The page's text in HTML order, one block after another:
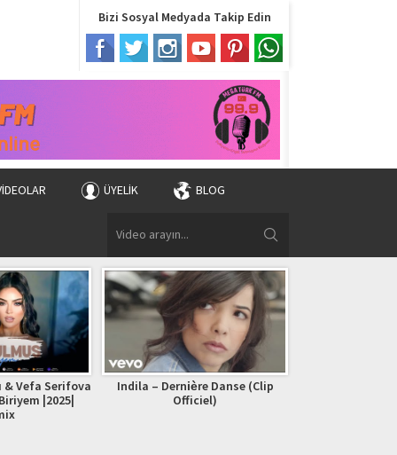
Bizi Sosyal Medyada Takip Edin
ÜYELIK BLOG
& Vefa Serifova
|2025|
Indila – Dernière Danse (Clip
Officiel)